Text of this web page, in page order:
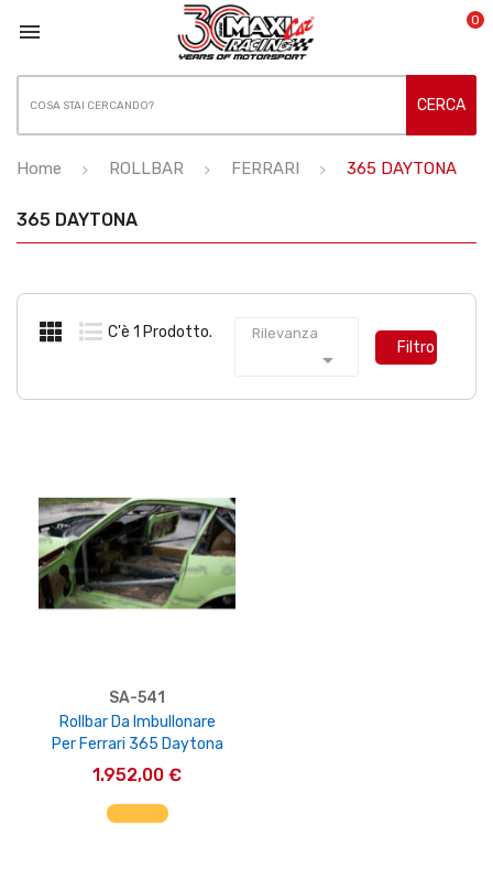
 0
CERCA
Home ROLLBAR FERRARI 365 DAYTONA
365 DAYTONA
C'è 1 Prodotto. Rilevanza
 Filtro
SA-541
Rollbar Da Imbullonare
Per Ferrari 365 Daytona
1.952,00 €
AGGIUNGI AL CARRELLO